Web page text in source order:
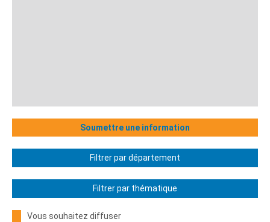
Soumettre une information
Filtrer par département
Filtrer par thématique
Vous souhaitez diffuser